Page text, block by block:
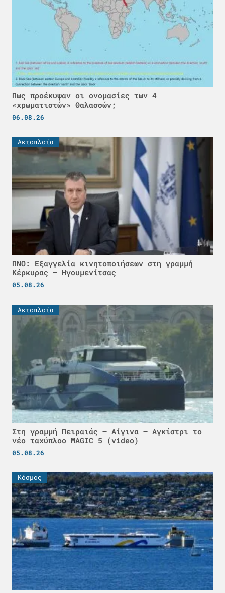
Πως προέκυψαν οι ονομασίες των 4
«χρωματιστών» Θαλασσών;
06.08.26
Ακτοπλοϊα
ΠΝΟ: Εξαγγελία κινητοποιήσεων στη γραμμή
Κέρκυρας – Ηγουμενίτσας
05.08.26
Ακτοπλοϊα
Στη γραμμή Πειραιάς – Αίγινα – Αγκίστρι το
νέο ταχύπλοο MAGIC 5 (video)
05.08.26
Κόσμος